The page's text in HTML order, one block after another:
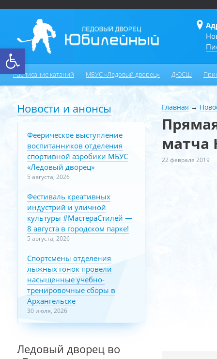
Открыть панель инструментов
Расписание катаний МБУС «Ледовый дворец» ДЮСШ
Главная →
матча
22 февраля 2019
Новости и анонсы
Феерическое выступление
воспитанников отделения
спортивной аэробики МБУС
«Ледовый дворец»
5 августа, 2026
Фестиваль креативных
индустрий и уличной
культуры #МастераСтилей —
8 августа в городском парке!
5 августа, 2026
Спортсмены отделения
лыжных гонок провели
насыщенные учебно-
тренировочные сборы в
Архангельске
30 июля, 2026
Ледовый дворец во